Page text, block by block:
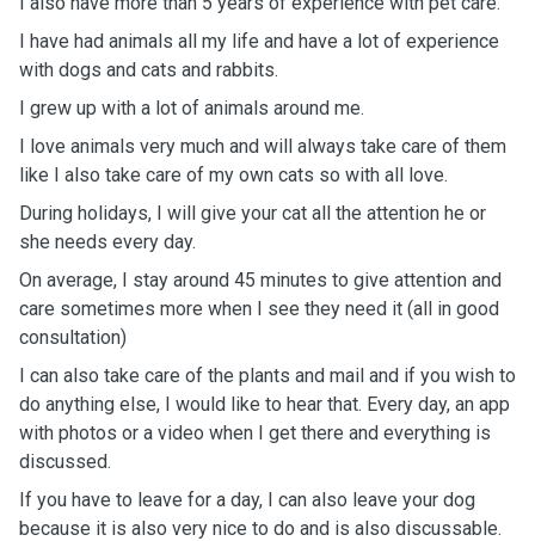
I have had animals all my life and have a lot of experience
with dogs and cats and rabbits.
I grew up with a lot of animals around me.
I love animals very much and will always take care of them
like I also take care of my own cats so with all love.
During holidays, I will give your cat all the attention he or
she needs every day.
On average, I stay around 45 minutes to give attention and
care sometimes more when I see they need it (all in good
consultation)
I can also take care of the plants and mail and if you wish to
do anything else, I would like to hear that. Every day, an app
with photos or a video when I get there and everything is
discussed.
If you have to leave for a day, I can also leave your dog
because it is also very nice to do and is also discussable.